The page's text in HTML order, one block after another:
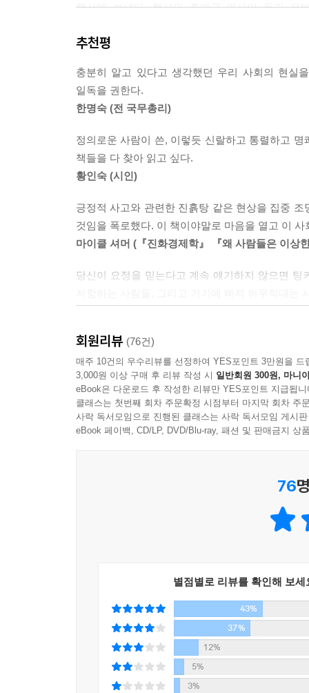
0년대에 일찌감치 기업 시장으로 눈을 돌려 "기
고는 영업사원이 이 책을 읽으면 자신이 파는 상
시간만 기다리는 사람이 현저히 줄어들 것이라고
되었고, 1980년대 이후 다운사이징 국면에서 고
급격히 성장하는 분야인 경제 자기계발서들도 화
내 치즈를 옮겼을까?』는 1000만 부가 팔렸는데
적합한 우화 형식을 취하고 있다. - 4장 기업에 파
2001년부터 2006년 사이에 주간 예배 참석자 수
생에서의, 그것도 아주 빠른 시간 안에 가능한 부
하느님은 당신이 부자가 되기를 원하신다 ---p.178
1920년대 대공황을 앞둔 시기에는 양극화가 심해
었다. 하지만 21세기에는 아주 성격이 다른 다양
아무 문제가 없으며, 노력할 의사가 있는 사람의
행사에 보냈다. 행사의 주연급 연사인 동기 유
코칭과 동기유발의 선조 격이라 할 수 있다. 대
라이스 국무장관은 부시 앞에서는 우려를 겉으
감지되었음에도 연방수사국, 이민귀화국, 부시,
암은 축복이고 실업은 선물
지은이가 '긍정'에 대해 긍정적이지만은 않은 의
암이야말로 인생이 얼마나 좋은 것인지를 알게
긍정적으로 받아들이라'는 일상적 충고들, 한술
않은 과학까지 결합해 핑크 리본과 곰 인형으로 상
자본주의와 '긍정'의 은밀한 공생
긍정성 부족을 탓하고 동기 유발에 더욱 매진하
신자유주의 시대가 원하는 최적의 이데올로기가
긍정주의를 가장 환영한 곳은 무엇보다 기업계
산업은 한편에서는 직원을 통제하는 고삐로, 다
영향력이 강화되었다. 1981년부터 2003년까지
산업은 급격히 번창했다.
긍정주의의 활약은 비단 기업계에만 그치지 않
참석자 수가 2000명 이상인 초대형 교회의 수
바라신다'는 것이고 이를 시현하는 방법은 기도와
이렇게 자본주의와 은밀한 커넥션을 통해 사회에
서브프라임 및 알트-에이(Alt-A) 모기지가 전체
모든 경고들은 별것 아닌 일로 치부되었다.
리먼브라더스의 고정자산 부문 글로벌 책임자
(Richard Fuld)에게 "우리의 비즈니스 모델을 다
리먼은 파산했다.
스스로 자초한 이 위기를 겪으면서 긍정주의는
추천평
충분히 알고 있다고 생각했던 우리 사회의 현실
일독을 권한다.
한명숙 (전 국무총리)
정의로운 사람이 쓴, 이렇듯 신랄하고 통렬하고
책들을 다 찾아 읽고 싶다.
황인숙 (시인)
긍정적 사고와 관련한 진흙탕 같은 현상을 집중
것임을 폭로했다. 이 책이야말로 마음을 열고 이 사
마이클 셔머 (『진화경제학』 『왜 사람들은 이상
당신이 요정을 믿는다고 계속 얘기하지 않으면
오프라 윈프리, 디팩 초프라에게 말하노니, 제발
프레더릭 크루스 (『Follies of the Wise』 저자)
회원리뷰 (76건)
매주 10건의 우수리뷰를 선정하여 YES포인트 3만원을 드
3,000원 이상 구매 후 리뷰 작성 시 일반회원 300원, 마니
eBook은 다운로드 후 작성한 리뷰만 YES포인트 지급됩니
클래스는 첫번째 회차 주문확정 시점부터 마지막 회차 주
사락 독서모임으로 진행된 클래스는 사락 독서모임 게시
eBook 페이백, CD/LP, DVD/Blu-ray, 패션 및 판매금지 상
76
별점별로 리뷰를 확인해 보세
43%
37%
12%
5%
3%